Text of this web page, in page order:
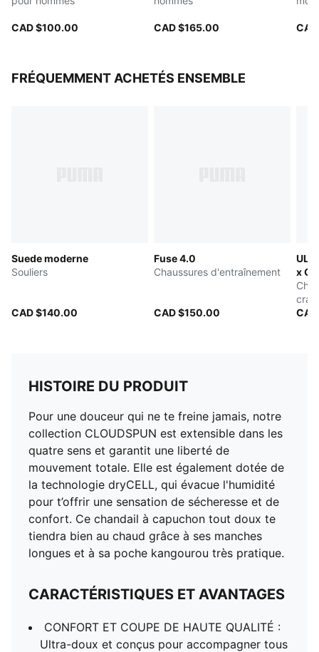
Longueur : Standard
Capuchon
Poches : Poche kangourou
CAD $100.00 CAD $165.00
FRÉQUEMMENT ACHETÉS ENSEMBLE
Suede moderne
Souliers
CAD $140.00
Fuse 4.0
Chaussures d'entraînement
CAD $150.00
x
dur/
HISTOIRE DU PRODUIT
Pour une douceur qui ne te freine jamais, notre
collection CLOUDSPUN est extensible dans les
quatre sens et garantit une liberté de
mouvement totale. Elle est également dotée de
la technologie dryCELL, qui évacue l'humidité
pour t’offrir une sensation de sécheresse et de
confort. Ce chandail à capuchon tout doux te
tiendra bien au chaud grâce à ses manches
longues et à sa poche kangourou très pratique.
CARACTÉRISTIQUES ET AVANTAGES
CONFORT ET COUPE DE HAUTE QUALITÉ :
Ultra-doux et conçus pour accompagner tous